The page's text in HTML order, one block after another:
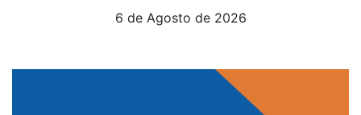
6 de Agosto de 2026